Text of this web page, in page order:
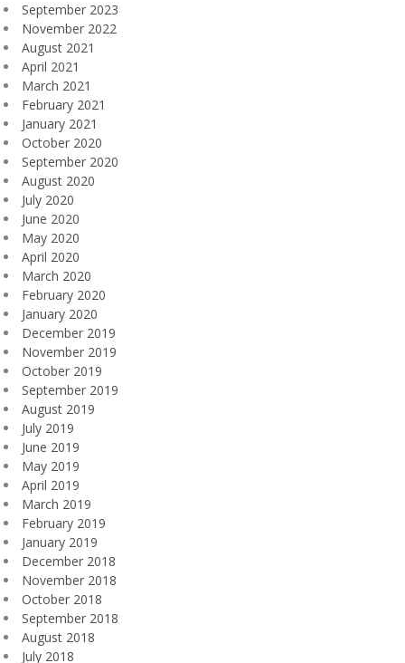
September 2023
November 2022
August 2021
April 2021
March 2021
February 2021
January 2021
October 2020
September 2020
August 2020
July 2020
June 2020
May 2020
April 2020
March 2020
February 2020
January 2020
December 2019
November 2019
October 2019
September 2019
August 2019
July 2019
June 2019
May 2019
April 2019
March 2019
February 2019
January 2019
December 2018
November 2018
October 2018
September 2018
August 2018
July 2018